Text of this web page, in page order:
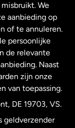
We
aanbieding op
of te annuleren.
persoonlijke
de relevante
Naast
zijn onze
van toepassing.
DE 19703, VS.
geldverzender